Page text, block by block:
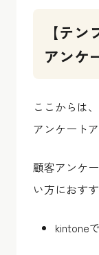
【テ
アンケ
ここからは
アンケート
顧客アンケ
い方におす
kintone